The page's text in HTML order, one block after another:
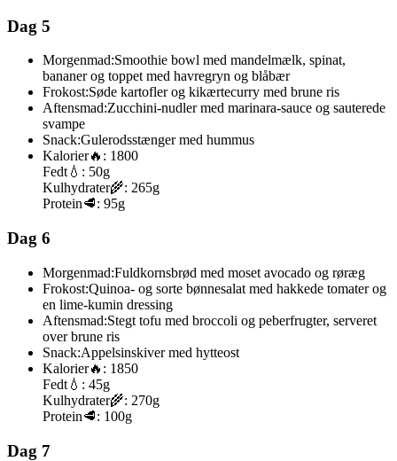
Dag 5
Morgenmad:Smoothie bowl med mandelmælk, spinat,
bananer og toppet med havregryn og blåbær
Frokost:Søde kartofler og kikærtecurry med brune ris
Aftensmad:Zucchini-nudler med marinara-sauce og sauterede
svampe
Snack:Gulerodsstænger med hummus
Kalorier🔥: 1800
Fedt 💧: 50g
Kulhydrater🌾: 265g
Protein🥩: 95g
Dag 6
Morgenmad:Fuldkornsbrød med moset avocado og røræg
Frokost:Quinoa- og sorte bønnesalat med hakkede tomater og
en lime-kumin dressing
Aftensmad:Stegt tofu med broccoli og peberfrugter, serveret
over brune ris
Snack:Appelsinskiver med hytteost
Kalorier🔥: 1850
Fedt 💧: 45g
Kulhydrater🌾: 270g
Protein🥩: 100g
Dag 7